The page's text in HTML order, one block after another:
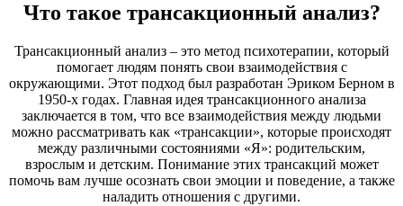
Что такое трансакционный анализ?
Трансакционный анализ – это метод психотерапии, который
помогает людям понять свои взаимодействия с
окружающими. Этот подход был разработан Эриком Берном в
1950-х годах. Главная идея трансакционного анализа
заключается в том, что все взаимодействия между людьми
можно рассматривать как «трансакции», которые происходят
между различными состояниями «Я»: родительским,
взрослым и детским. Понимание этих трансакций может
помочь вам лучше осознать свои эмоции и поведение, а также
наладить отношения с другими.